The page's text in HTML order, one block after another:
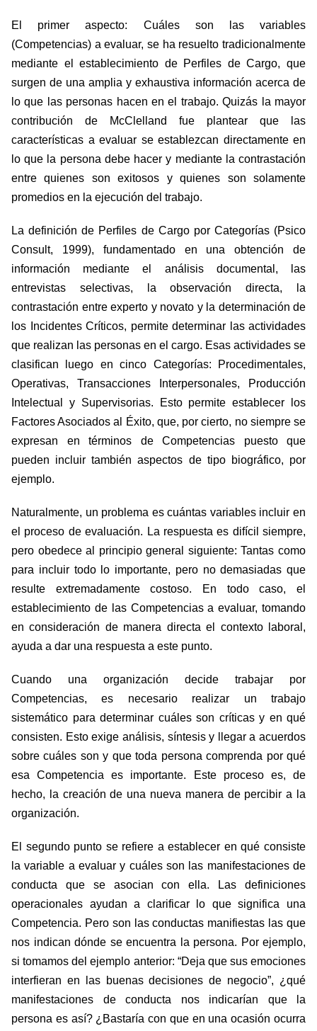
El primer aspecto: Cuáles son las variables
(Competencias) a evaluar, se ha resuelto tradicionalmente
mediante el establecimiento de Perfiles de Cargo, que
surgen de una amplia y exhaustiva información acerca de
lo que las personas hacen en el trabajo. Quizás la mayor
contribución de McClelland fue plantear que las
características a evaluar se establezcan directamente en
lo que la persona debe hacer y mediante la contrastación
entre quienes son exitosos y quienes son solamente
promedios en la ejecución del trabajo.
La definición de Perfiles de Cargo por Categorías (Psico
Consult, 1999), fundamentado en una obtención de
información mediante el análisis documental, las
entrevistas selectivas, la observación directa, la
contrastación entre experto y novato y la determinación de
los Incidentes Críticos, permite determinar las actividades
que realizan las personas en el cargo. Esas actividades se
clasifican luego en cinco Categorías: Procedimentales,
Operativas, Transacciones Interpersonales, Producción
Intelectual y Supervisorias. Esto permite establecer los
Factores Asociados al Éxito, que, por cierto, no siempre se
expresan en términos de Competencias puesto que
pueden incluir también aspectos de tipo biográfico, por
ejemplo.
Naturalmente, un problema es cuántas variables incluir en
el proceso de evaluación. La respuesta es difícil siempre,
pero obedece al principio general siguiente: Tantas como
para incluir todo lo importante, pero no demasiadas que
resulte extremadamente costoso. En todo caso, el
establecimiento de las Competencias a evaluar, tomando
en consideración de manera directa el contexto laboral,
ayuda a dar una respuesta a este punto.
Cuando una organización decide trabajar por
Competencias, es necesario realizar un trabajo
sistemático para determinar cuáles son críticas y en qué
consisten. Esto exige análisis, síntesis y llegar a acuerdos
sobre cuáles son y que toda persona comprenda por qué
esa Competencia es importante. Este proceso es, de
hecho, la creación de una nueva manera de percibir a la
organización.
El segundo punto se refiere a establecer en qué consiste
la variable a evaluar y cuáles son las manifestaciones de
conducta que se asocian con ella. Las definiciones
operacionales ayudan a clarificar lo que significa una
Competencia. Pero son las conductas manifiestas las que
nos indican dónde se encuentra la persona. Por ejemplo,
si tomamos del ejemplo anterior: “Deja que sus emociones
interfieran en las buenas decisiones de negocio”, ¿qué
manifestaciones de conducta nos indicarían que la
persona es así? ¿Bastaría con que en una ocasión ocurra